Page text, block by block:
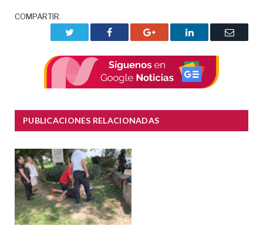
COMPARTIR.
Facebook Google+ LinkedIn
Correo
PUBLICACIONES RELACIONADAS